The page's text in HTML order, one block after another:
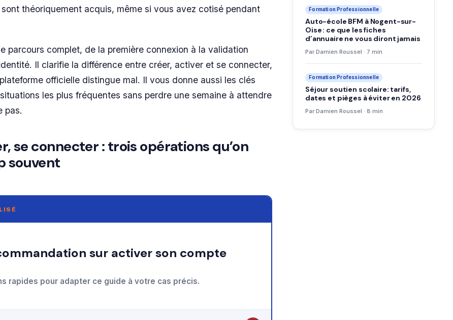
théoriquement acquis, même si vous avez cotisé pendant
parcours complet, de la première connexion à la validation
Il clarifie la différence entre créer, activer et se connecter,
officielle distingue mal. Il vous donne aussi les clés
les plus fréquentes sans perdre une semaine à attendre
pas.
se connecter : trois opérations qu’on
souvent
rapides pour adapter ce guide à votre cas précis.
Formation Professionnelle
Auto-école BFM à Nogent-sur-
Oise : ce que les fiches
d’annuaire ne vous diront jamais
Par Damien Roussel · 7 min
Formation Professionnelle
Séjour soutien scolaire: tarifs,
dates et pièges à éviter en 2026
Par Damien Roussel · 8 min